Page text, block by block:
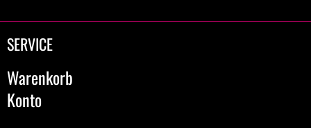
SERVICE
Warenkorb
Konto